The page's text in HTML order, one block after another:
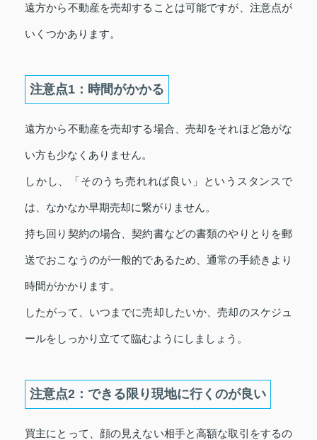
遠方から不動産を売却することは可能ですが、注意点が
いくつかあります。
注意点1：時間がかかる
遠方から不動産を売却する場合、売却をそれほど急がな
い方も少なくありません。
しかし、「そのうち売れれば良い」というスタンスで
は、なかなか早期売却に繋がりません。
持ち回り契約の場合、契約書などの書類のやりとりを郵
送でおこなうのが一般的であるため、通常の手続きより
時間がかかります。
したがって、いつまでに売却したいか、売却のスケジュ
ールをしっかり立てて臨むようにしましょう。
注意点2：できる限り現地に行くのが良い
買主にとって、顔の見えない相手と高額な取引をするの